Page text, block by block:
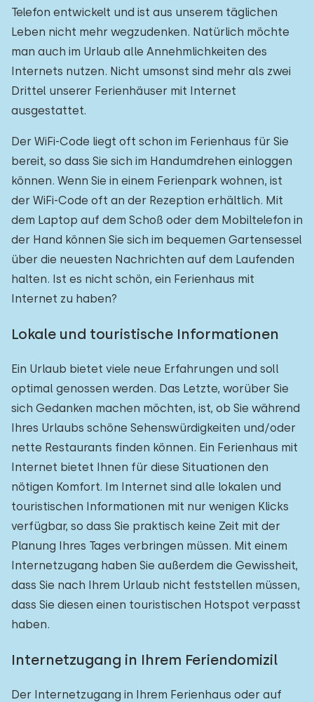
Telefon entwickelt und ist aus unserem täglichen
Leben nicht mehr wegzudenken. Natürlich möchte
man auch im Urlaub alle Annehmlichkeiten des
Internets nutzen. Nicht umsonst sind mehr als zwei
Drittel unserer Ferienhäuser mit Internet
ausgestattet.
Der WiFi-Code liegt oft schon im Ferienhaus für Sie
bereit, so dass Sie sich im Handumdrehen einloggen
können. Wenn Sie in einem Ferienpark wohnen, ist
der WiFi-Code oft an der Rezeption erhältlich. Mit
dem Laptop auf dem Schoß oder dem Mobiltelefon in
der Hand können Sie sich im bequemen Gartensessel
über die neuesten Nachrichten auf dem Laufenden
halten. Ist es nicht schön, ein Ferienhaus mit
Internet zu haben?
Lokale und touristische Informationen
Ein Urlaub bietet viele neue Erfahrungen und soll
optimal genossen werden. Das Letzte, worüber Sie
sich Gedanken machen möchten, ist, ob Sie während
Ihres Urlaubs schöne Sehenswürdigkeiten und/oder
nette Restaurants finden können. Ein Ferienhaus mit
Internet bietet Ihnen für diese Situationen den
nötigen Komfort. Im Internet sind alle lokalen und
touristischen Informationen mit nur wenigen Klicks
verfügbar, so dass Sie praktisch keine Zeit mit der
Planung Ihres Tages verbringen müssen. Mit einem
Internetzugang haben Sie außerdem die Gewissheit,
dass Sie nach Ihrem Urlaub nicht feststellen müssen,
dass Sie diesen einen touristischen Hotspot verpasst
haben.
Internetzugang in Ihrem Feriendomizil
Der Internetzugang in Ihrem Ferienhaus oder auf